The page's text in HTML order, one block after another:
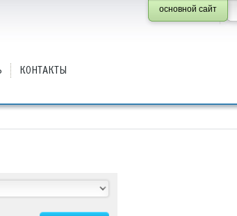
основной сайт
КОНТАКТЫ